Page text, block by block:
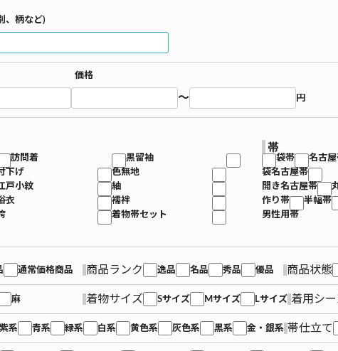
、柄など)
価格
～ 円
訪問着
黒留袖
下げ
色無地
戸小紋
紬
衣
襦袢
着物帯セット
帯
袋帯
名古屋
袋名古屋帯
開き名古屋帯
作り帯
半幅帯
男性用帯
通常価格商品 商品ランク 逸品 名品 秀品 優品 商品状態
麻 着物サイズ Sサイズ Mサイズ Lサイズ 着用シー
紫系 青系 緑系 白系 黄色系 灰色系 黒系 金・銀系 帯仕立て